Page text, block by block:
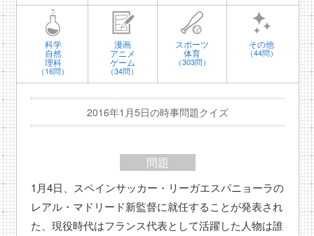
科学
自然
理科
（16問）
漫画
アニメ
ゲーム
（34問）
スポーツ
体育
（303問）
その他
（44問）
2016年1月5日の時事問題クイズ
問題
1月4日、スペインサッカー・リーガエスパニョーラの
レアル・マドリード新監督に就任することが発表され
た、現役時代はフランス代表として活躍した人物は誰